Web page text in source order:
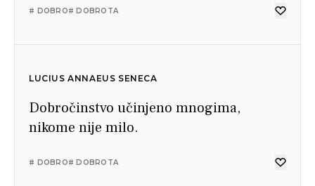
# DOBRO# DOBROTA
LUCIUS ANNAEUS SENECA
Dobročinstvo učinjeno mnogima,
nikome nije milo.
# DOBRO# DOBROTA